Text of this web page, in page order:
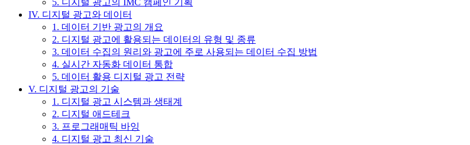
IV. 디지털 광고와 데이터
1. 데이터 기반 광고의 개요
2. 디지털 광고에 활용되는 데이터의 유형 및 종류
3. 데이터 수집의 원리와 광고에 주로 사용되는 데이터 수집 방법
4. 실시간 자동화 데이터 통합
5. 데이터 활용 디지털 광고 전략
V. 디지털 광고의 기술
1. 디지털 광고 시스템과 생태계
2. 디지털 애드테크
3. 프로그래매틱 바잉
4. 디지털 광고 최신 기술